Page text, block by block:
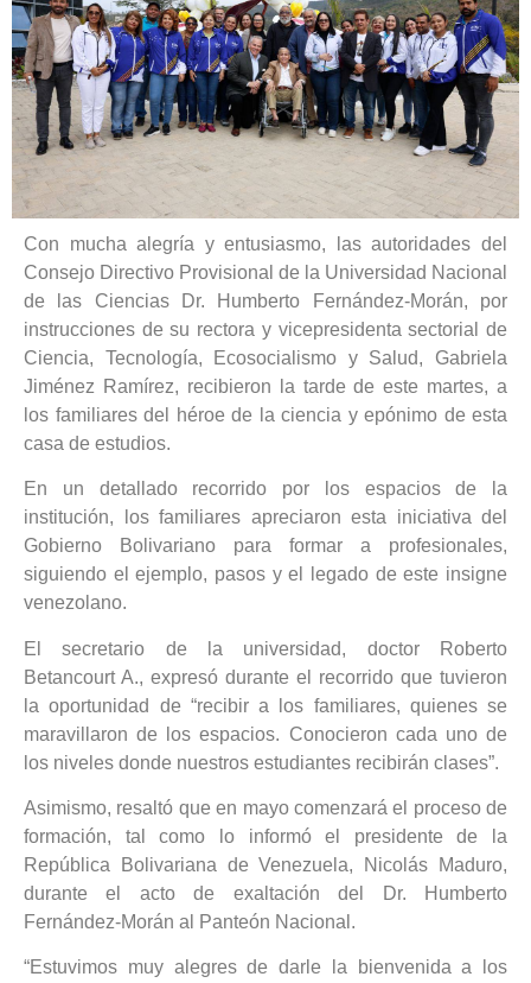
Con mucha alegría y entusiasmo, las autoridades del
Consejo Directivo Provisional de la Universidad Nacional
de las Ciencias Dr. Humberto Fernández-Morán, por
instrucciones de su rectora y vicepresidenta sectorial de
Ciencia, Tecnología, Ecosocialismo y Salud, Gabriela
Jiménez Ramírez, recibieron la tarde de este martes, a
los familiares del héroe de la ciencia y epónimo de esta
casa de estudios.
En un detallado recorrido por los espacios de la
institución, los familiares apreciaron esta iniciativa del
Gobierno Bolivariano para formar a profesionales,
siguiendo el ejemplo, pasos y el legado de este insigne
venezolano.
El secretario de la universidad, doctor Roberto
Betancourt A., expresó durante el recorrido que tuvieron
la oportunidad de “recibir a los familiares, quienes se
maravillaron de los espacios. Conocieron cada uno de
los niveles donde nuestros estudiantes recibirán clases”.
Asimismo, resaltó que en mayo comenzará el proceso de
formación, tal como lo informó el presidente de la
República Bolivariana de Venezuela, Nicolás Maduro,
durante el acto de exaltación del Dr. Humberto
Fernández-Morán al Panteón Nacional.
“Estuvimos muy alegres de darle la bienvenida a los